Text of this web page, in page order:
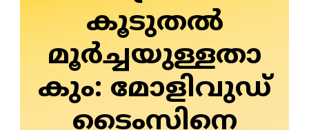
കൂടുതല്‍
മൂര്‍ച്ചയുള്ളതാ
കും: മോളിവുഡ്
ടൈംസിനെ